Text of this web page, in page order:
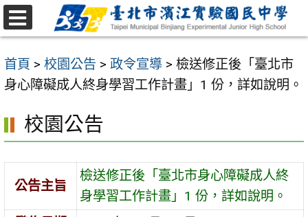
跳
至
要
內
區
首頁 > 校園公告 > 政令宣導 > 檢送修正後「臺北市
身心障礙成人終身學習工作計畫」1 份，詳如說明。
校園公告
公告主旨
檢送修正後「臺北市身心障礙成人終
身學習工作計畫」1 份，詳如說明。
選
單